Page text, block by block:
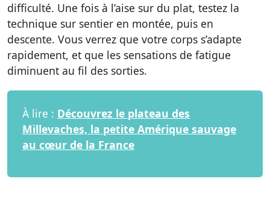
difficulté. Une fois à l’aise sur du plat, testez la
technique sur sentier en montée, puis en
descente. Vous verrez que votre corps s’adapte
rapidement, et que les sensations de fatigue
diminuent au fil des sorties.
À lire : Découvrez le plateau des
Millevaches, la petite Amérique sauvage
au cœur de la France